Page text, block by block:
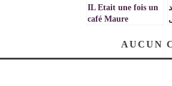
IL Etait une fois un
café Maure
AUCUN